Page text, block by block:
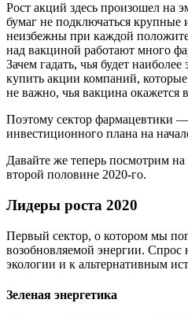
Рост акций здесь произошел на
бумаг не подключаться крупные
неизбежны при каждой
над вакциной работают много
Зачем гадать, чья будет
купить акции компаний,
не важно, чья вакцина окажется
Поэтому сектор фармацевтики
инвестиционного плана на
Давайте же теперь посмотрим
второй половине 2020-го.
Лидеры роста 2020
Первый сектор, о котором мы
возобновляемой энергии. Спрос
экологии и к альтернативным
Зеленая энергетика